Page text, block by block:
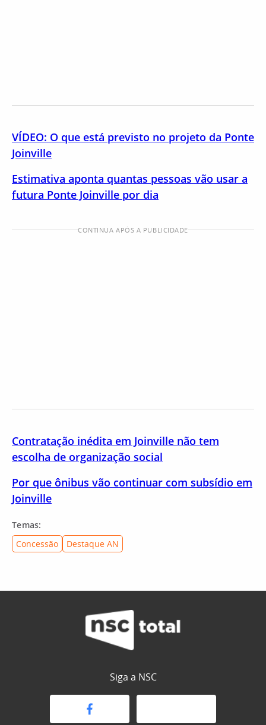
VÍDEO: O que está previsto no projeto da Ponte
Joinville
Estimativa aponta quantas pessoas vão usar a
futura Ponte Joinville por dia
CONTINUA APÓS A PUBLICIDADE
Contratação inédita em Joinville não tem
escolha de organização social
Por que ônibus vão continuar com subsídio em
Joinville
Temas:
Concessão
Destaque AN
Siga a NSC